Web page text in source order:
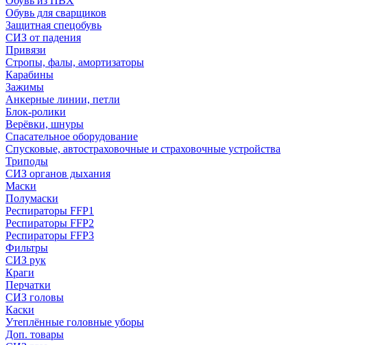
Обувь для сварщиков
Защитная спецобувь
СИЗ от падения
Привязи
Стропы, фалы, амортизаторы
Карабины
Зажимы
Анкерные линии, петли
Блок-ролики
Верёвки, шнуры
Спасательное оборудование
Спусковые, автостраховочные и страховочные устройства
Триподы
СИЗ органов дыхания
Маски
Полумаски
Респираторы FFP1
Респираторы FFP2
Респираторы FFP3
Фильтры
СИЗ рук
Краги
Перчатки
СИЗ головы
Каски
Утеплённые головные уборы
Доп. товары